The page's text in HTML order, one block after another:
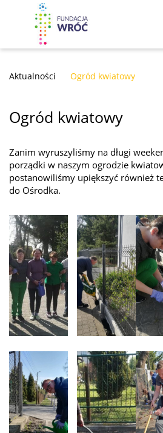
Aktualności Ogród kwiatowy
Ogród kwiatowy
Zanim wyruszyliśmy na długi
porządki w naszym ogrodzie
postanowiliśmy upiększyć również
do Ośrodka.